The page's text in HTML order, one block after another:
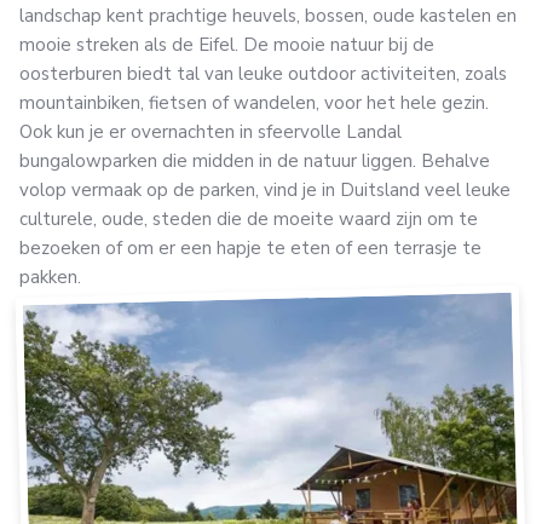
landschap kent prachtige heuvels, bossen, oude kastelen en
mooie streken als de Eifel. De mooie natuur bij de
oosterburen biedt tal van leuke outdoor activiteiten, zoals
mountainbiken, fietsen of wandelen, voor het hele gezin.
Ook kun je er overnachten in sfeervolle Landal
bungalowparken die midden in de natuur liggen. Behalve
volop vermaak op de parken, vind je in Duitsland veel leuke
culturele, oude, steden die de moeite waard zijn om te
bezoeken of om er een hapje te eten of een terrasje te
pakken.